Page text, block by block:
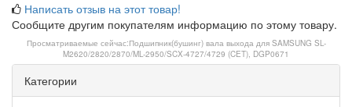
Написать отзыв на этот товар!
Сообщите другим покупателям информацию по этому товару.
Просматриваемые сейчас:Подшипник(бушинг) вала выхода для SAMSUNG SL-
M2620/2820/2870/ML-2950/SCX-4727/4729 (CET), DGP0671
Категории